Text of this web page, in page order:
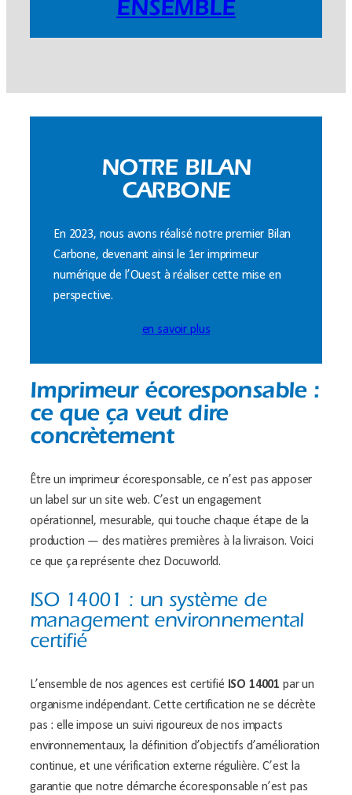
ENSEMBLE
NOTRE BILAN
CARBONE
En 2023, nous avons réalisé notre premier Bilan
Carbone, devenant ainsi le 1er imprimeur
numérique de l’Ouest à réaliser cette mise en
perspective.
en savoir plus
Imprimeur écoresponsable :
ce que ça veut dire
concrètement
Être un imprimeur écoresponsable, ce n’est pas apposer
un label sur un site web. C’est un engagement
opérationnel, mesurable, qui touche chaque étape de la
production — des matières premières à la livraison. Voici
ce que ça représente chez Docuworld.
ISO 14001 : un système de
management environnemental
certifié
L’ensemble de nos agences est certifié ISO 14001 par un
organisme indépendant. Cette certification ne se décrète
pas : elle impose un suivi rigoureux de nos impacts
environnementaux, la définition d’objectifs d’amélioration
continue, et une vérification externe régulière. C’est la
garantie que notre démarche écoresponsable n’est pas